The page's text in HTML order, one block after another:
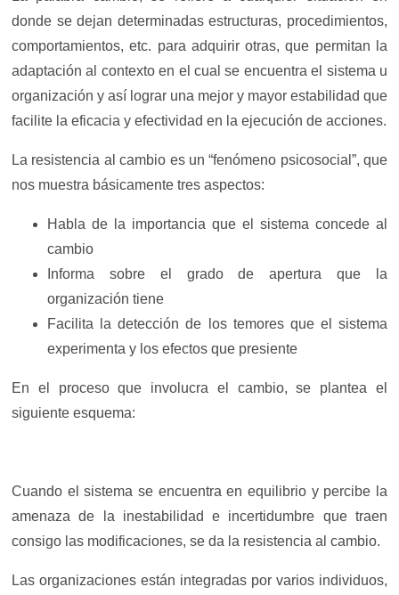
donde se dejan determinadas estructuras, procedimientos,
comportamientos, etc. para adquirir otras, que permitan la
adaptación al contexto en el cual se encuentra el sistema u
organización y así lograr una mejor y mayor estabilidad que
facilite la eficacia y efectividad en la ejecución de acciones.
La resistencia al cambio es un “fenómeno psicosocial”, que
nos muestra básicamente tres aspectos:
Habla de la importancia que el sistema concede al
cambio
Informa sobre el grado de apertura que la
organización tiene
Facilita la detección de los temores que el sistema
experimenta y los efectos que presiente
En el proceso que involucra el cambio, se plantea el
siguiente esquema:
Cuando el sistema se encuentra en equilibrio y percibe la
amenaza de la inestabilidad e incertidumbre que traen
consigo las modificaciones, se da la resistencia al cambio.
Las organizaciones están integradas por varios individuos,